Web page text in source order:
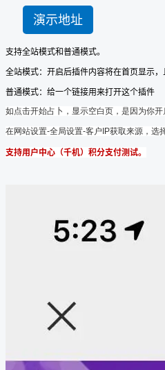
演示地址
支持全站模式和普通模式。
全站模式：开启后插件内容将在首页显示
普通模式：给一个链接用来打开这个插件
如点击开始占卜，显示空白页，是因为你开
在网站设置-全局设置-客户IP获取来源，选
支持用户中心（千机）积分支付测试。